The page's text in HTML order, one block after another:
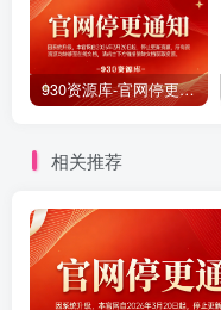
930资源库-官网停更通知-【换在线文档更新-每日更新】
相关推荐